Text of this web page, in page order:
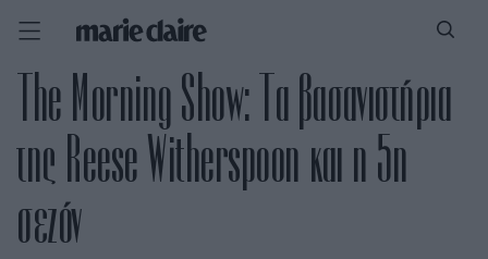
The Morning Show: Τα βασανιστήρια
της Reese Witherspoon και η 5η
σεζόν